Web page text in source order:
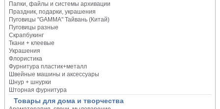
Папки, файлы и системы архивации
Праздник, подарки, украшения
Пуговицы "GAMMA" Тайвань (Китай)
Пуговицы разные
Скрапбукинг
Ткани + клеевые
Украшения
Флористика
Фурнитура пластик+металл
Швейные машины и аксессуары
Шнур + шнурки
Шторная фурнитура
Товары для дома и творчества